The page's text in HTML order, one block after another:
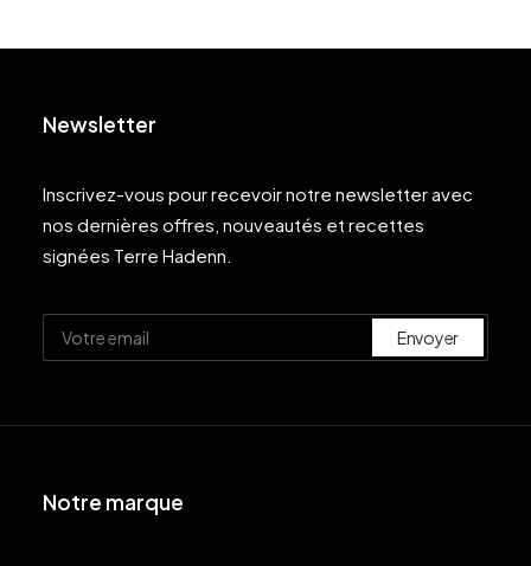
Newsletter
Inscrivez-vous pour recevoir notre newsletter avec
nos dernières offres, nouveautés et recettes
signées Terre Hadenn.
Notre marque